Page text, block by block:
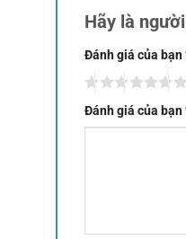
Hãy là
Đánh giá của bạn
Đánh giá của bạn